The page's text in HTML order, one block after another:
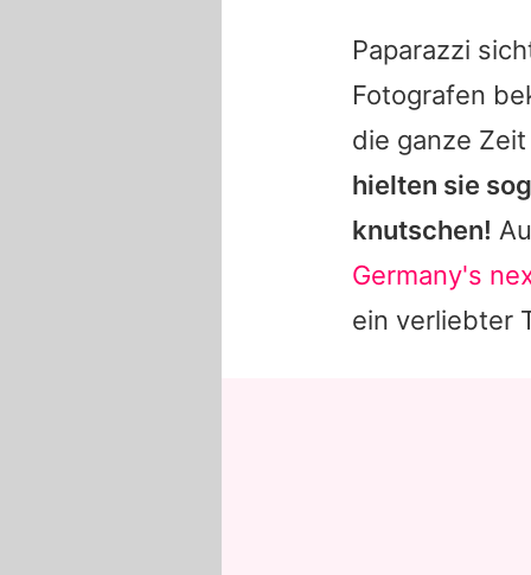
Paparazzi
Fotografen
die ganze
hielten sie
knutschen!
Germany's
ein verliebter